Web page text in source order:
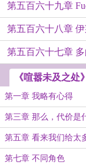
第五百六十九章
第五百六十八章
第五百六十七章
《喧嚣未及之处
第一章 我略有心得
第三章 那么，代价是
第五章 看来我们给太
紫夜长情的盟主赏）
第七章 不同角色